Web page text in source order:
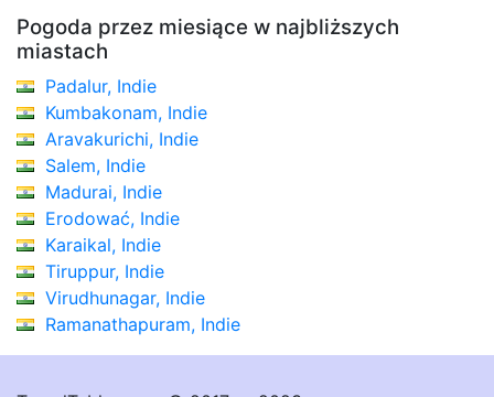
Pogoda przez miesiące w najbliższych
miastach
Padalur, Indie
Kumbakonam, Indie
Aravakurichi, Indie
Salem, Indie
Madurai, Indie
Erodować, Indie
Karaikal, Indie
Tiruppur, Indie
Virudhunagar, Indie
Ramanathapuram, Indie